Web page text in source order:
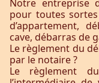
Notre entreprise
pour toutes
d’appartement,
cave, débarras de
Le règlement du
par le notaire ?
Le règlement